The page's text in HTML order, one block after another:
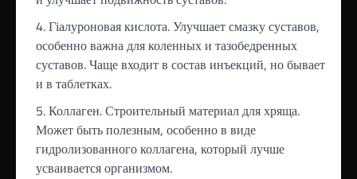
Гіалуроновая кислота. Улучшает смазку суставов,
особенно важна для коленных и тазобедренных
суставов. Чаще входит в состав инъекций, но бывает
и в таблетках.
Коллаген. Строительный материал для хряща.
Может быть полезным, особенно в виде
гидролизованного коллагена, который лучше
усваивается организмом.